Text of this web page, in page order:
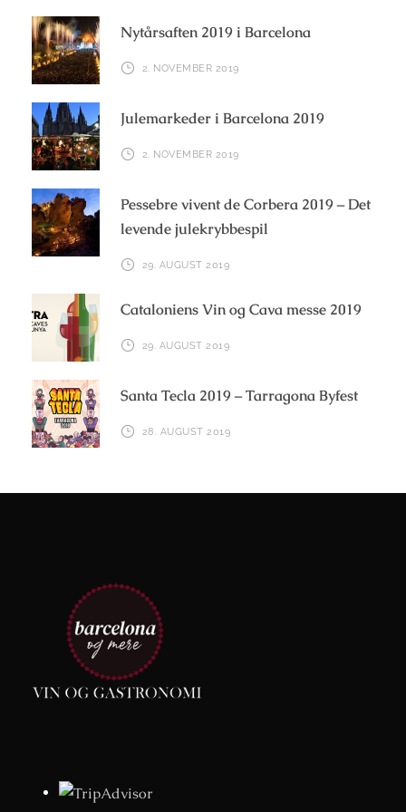
Nytårsaften 2019 i Barcelona
2. NOVEMBER 2019
Julemarkeder i Barcelona 2019
2. NOVEMBER 2019
Pessebre vivent de Corbera 2019 – Det
levende julekrybbespil
29. AUGUST 2019
Cataloniens Vin og Cava messe 2019
29. AUGUST 2019
Santa Tecla 2019 – Tarragona Byfest
28. AUGUST 2019